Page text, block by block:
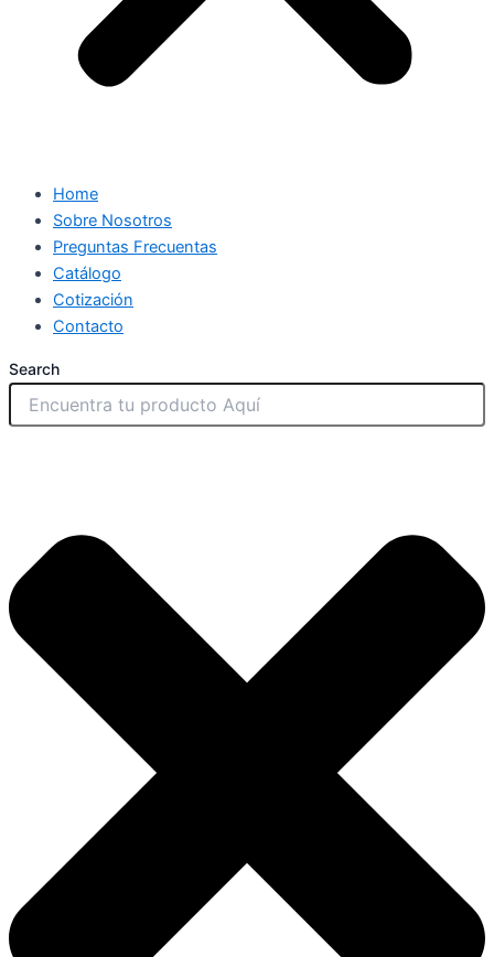
Home
Sobre Nosotros
Preguntas Frecuentas
Catálogo
Cotización
Contacto
Search